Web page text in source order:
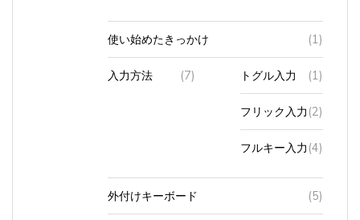
使い始めたきっかけ (1)
入力方法 (7) トグル入力 (1)
フリック入力(2)
フルキー入力(4)
外付けキーボード (5)
夫からの質問 (6)